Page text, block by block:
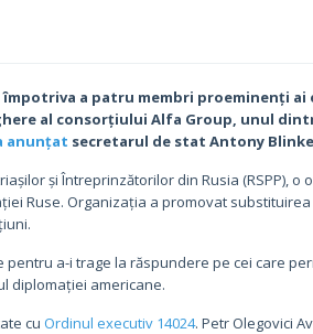
a patru membri proeminenți
al consorțiului Alfa Group, unul
anunțat secretarul de stat Antony
și Întreprinzătorilor din Rusia (RSPP), o
Ruse. Organizația a promovat
a-i trage la răspundere pe cei care
diplomației americane.
cu Ordinul executiv 14024. Petr Olegovici